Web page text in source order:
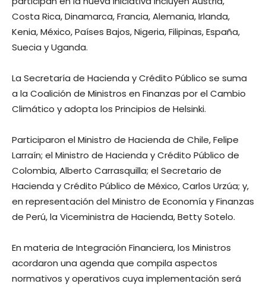
Costa Rica, Dinamarca, Francia, Alemania, Irlanda,
Kenia, México, Países Bajos, Nigeria, Filipinas, España,
Suecia y Uganda.
La Secretaría de Hacienda y Crédito Público se suma
a la Coalición de Ministros en Finanzas por el Cambio
Climático y adopta los Principios de Helsinki.
Participaron el Ministro de Hacienda de Chile, Felipe
Larraín; el Ministro de Hacienda y Crédito Público de
Colombia, Alberto Carrasquilla; el Secretario de
Hacienda y Crédito Público de México, Carlos Urzúa; y,
en representación del Ministro de Economía y Finanzas
de Perú, la Viceministra de Hacienda, Betty Sotelo.
En materia de Integración Financiera, los Ministros
acordaron una agenda que compila aspectos
normativos y operativos cuya implementación será